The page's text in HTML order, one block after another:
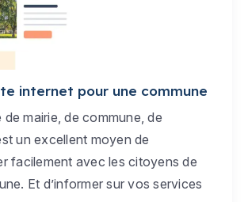
internet pour une commune
de mairie, de commune, de
un excellent moyen de
facilement avec les citoyens de
Et d’informer sur vos services